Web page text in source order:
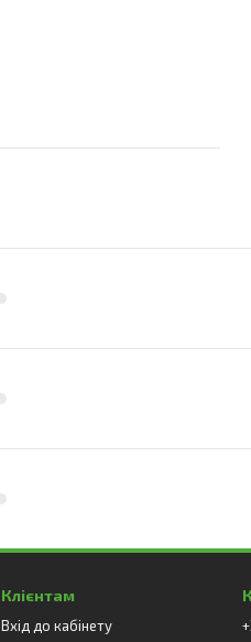
Клієнтам
Вхід до кабінету